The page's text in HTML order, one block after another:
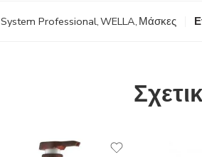
System Professional,WELLA, Μάσκες